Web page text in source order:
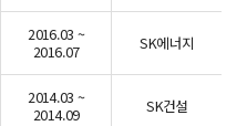
2016.03 ~
2016.07
SK에너지
2014.03 ~
2014.09
SK건설